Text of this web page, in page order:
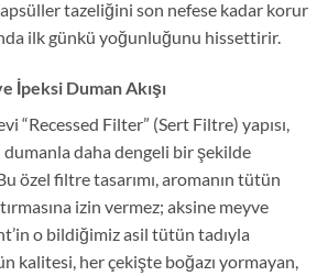
tazeliğini son nefese kadar korur
ilk günkü yoğunluğunu hissettirir.
İpeksi Duman Akışı
“Recessed Filter” (Sert Filtre) yapısı,
dumanla daha dengeli bir şekilde
özel filtre tasarımı, aromanın tütün
izin vermez; aksine meyve
o bildiğimiz asil tütün tadıyla
kalitesi, her çekişte boğazı yormayan,